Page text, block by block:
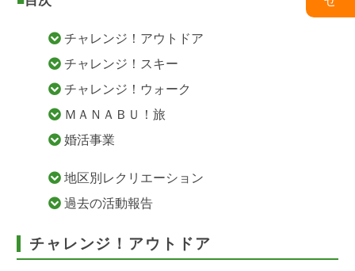
チャレンジ！アウトドア
チャレンジ！スキー
チャレンジ！ウォーク
ＭＡＮＡＢＵ！旅
婚活事業
地区別レクリエーション
過去の活動報告
チャレンジ！アウトドア